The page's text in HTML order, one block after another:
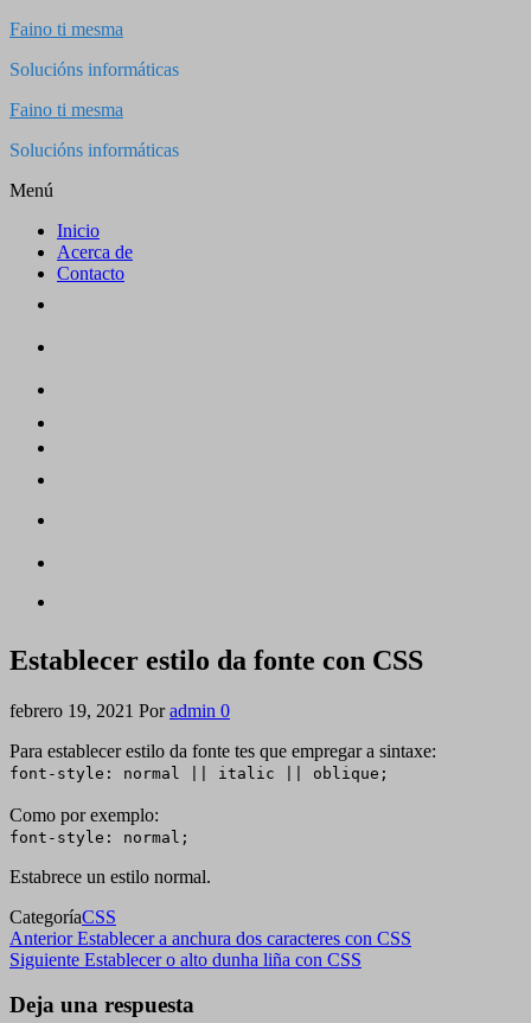
Saltar
contenido
Faino ti mesma
Solucións informáticas
Faino ti mesma
Solucións informáticas
Menú
Inicio
Acerca de
Contacto
Establecer estilo da fonte con CSS
febrero 19, 2021 Por admin 0
Para establecer estilo da fonte tes que empregar a sintaxe:
font-style: normal || italic || oblique;
Como por exemplo:
font-style: normal;
Estabrece un estilo normal.
CategoríaCSS
Navegación
de
entradas
Entrada
anterior
Anterior Establecer a anchura dos caracteres con CSS
Siguiente
Siguiente Establecer o alto dunha liña con CSS
Deja una respuesta